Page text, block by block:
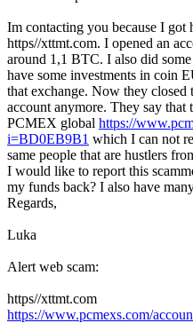
Im contacting you because I got
https//xttmt.com. I opened an
around 1,1 BTC. I also did
have some investments in coin
that exchange. Now they closed
account anymore. They say that
PCMEX global https://
i=BD0EB9B1 which I can not
same people that are hustlers
I would like to report this
my funds back? I also have
Regards,
Luka
Alert web scam:
https//xttmt.com
https://www.pcmexs.com/